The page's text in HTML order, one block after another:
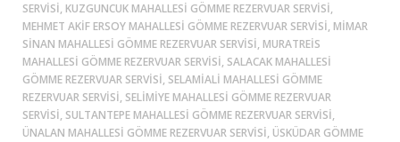
SERVISI, KUZGUNCUK MAHALLESI GÖMME REZERVUAR SERVISI,
MEHMET AKIF ERSOY MAHALLESI GÖMME REZERVUAR SERVISI, MIMAR
SINAN MAHALLESI GÖMME REZERVUAR SERVISI, MURATREIS
MAHALLESI GÖMME REZERVUAR SERVISI, SALACAK MAHALLESI
GÖMME REZERVUAR SERVISI, SELAMIALI MAHALLESI GÖMME
REZERVUAR SERVISI, SELIMIYE MAHALLESI GÖMME REZERVUAR
SERVISI, SULTANTEPE MAHALLESI GÖMME REZERVUAR SERVISI,
ÜNALAN MAHALLESI GÖMME REZERVUAR SERVISI, ÜSKÜDAR GÖMME